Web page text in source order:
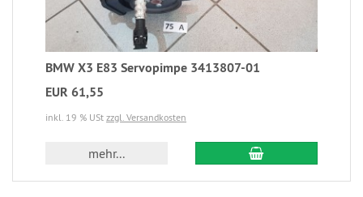
BMW X3 E83 Servopimpe 3413807-01
EUR 61,55
inkl. 19 % USt zzgl. Versandkosten
mehr...